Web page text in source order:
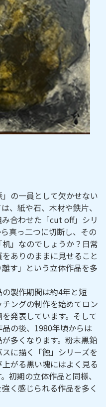
の一員として欠かせない
、紙や石、木材や鉄片、
合わせた「cut off」シリ
真っ二つに切断し、その
」なのでしょうか？日常
ありのままに見せること
す」という立体作品を多
製作期間は約4年と短
ングの制作を始めてロン
発表しています。そして
の後、1980年頃からは
多くなります。粉末黒鉛
に描く「蝕」シリーズを
がる黒い塊にはよく見る
初期の立体作品と同様、
く感じられる作品を多く